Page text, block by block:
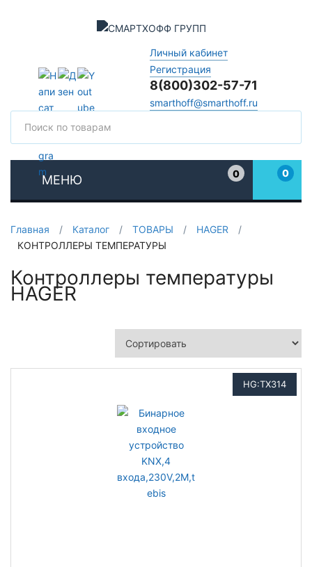
Личный кабинет
Регистрация
8(800)302-57-71
smarthoff@smarthoff.ru
МЕНЮ
0
0
Главная / Каталог / ТОВАРЫ / HAGER
/
КОНТРОЛЛЕРЫ ТЕМПЕРАТУРЫ
Контроллеры температуры
HAGER
HG:TX314